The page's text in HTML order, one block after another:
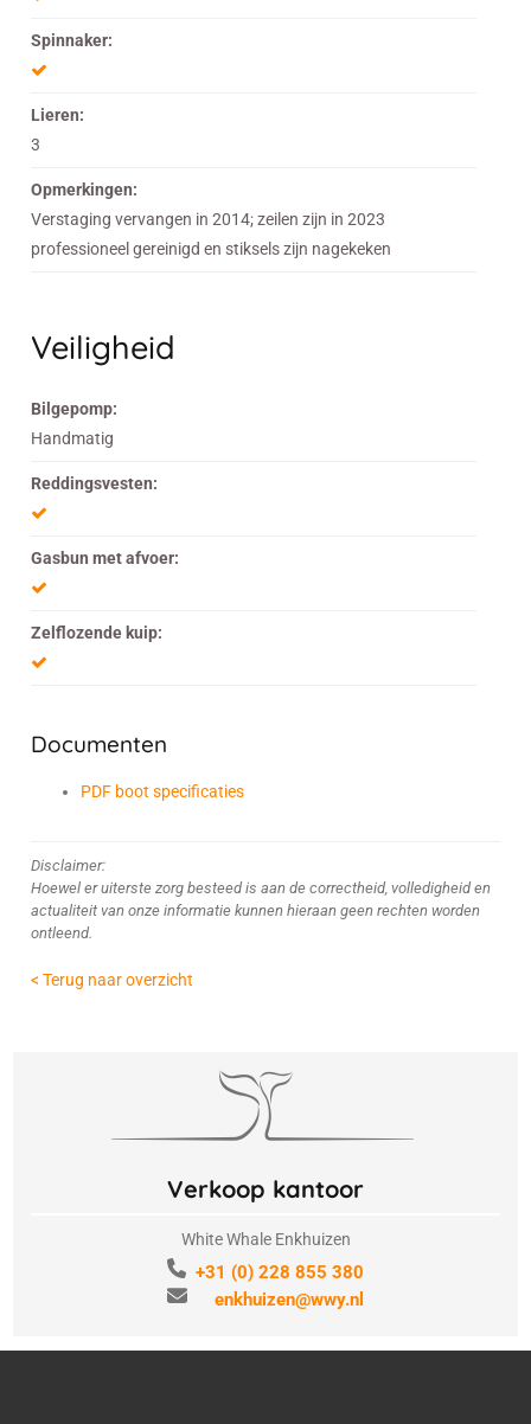
Spinnaker:
Lieren:
3
Opmerkingen:
Verstaging vervangen in 2014; zeilen zijn in 2023
professioneel gereinigd en stiksels zijn nagekeken
Veiligheid
Bilgepomp:
Handmatig
Reddingsvesten:
Gasbun met afvoer:
Zelflozende kuip:
Documenten
PDF boot specificaties
Disclaimer:
Hoewel er uiterste zorg besteed is aan de correctheid, volledigheid en
actualiteit van onze informatie kunnen hieraan geen rechten worden
ontleend.
< Terug naar overzicht
Verkoop kantoor
White Whale Enkhuizen
+31 (0) 228 855 380
enkhuizen@wwy.nl